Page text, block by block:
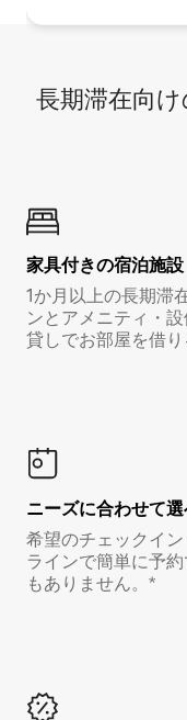
長期滞在向
家具付き⁠の宿⁠泊⁠施⁠設
1か月以上の長期滞
ンとアメニティ・
貸しでお部屋を借り
ニーズに合わせて
希望のチェックイ
ラインで簡単に予
もありません。*